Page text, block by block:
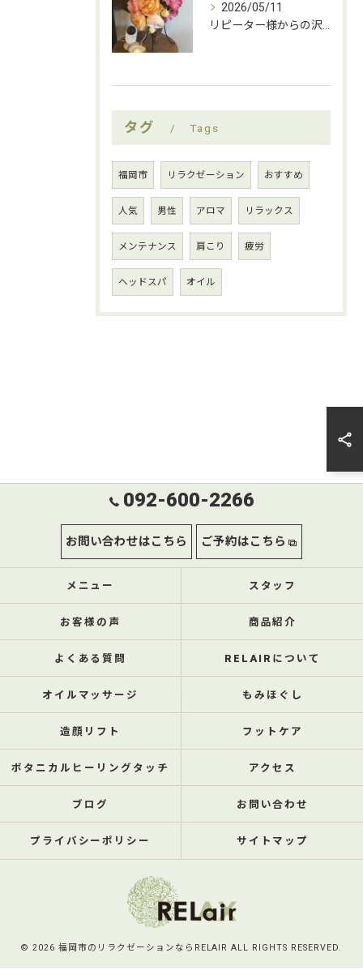
2026/05/11
タグ Tags
福岡市 リラクゼーション おすすめ
人気 男性 アロマ リラックス
メンテナンス 肩こり 疲労
ヘッドスパ オイル
092-600-2266
お問い合わせはこちら ご予約はこちら
メニュー スタッフ
お客様の声 商品紹介
よくある質問 RELAIRについて
オイルマッサージ もみほぐし
造顔リフト フットケア
ボタニカルヒーリングタッチ アクセス
ブログ お問い合わせ
プライバシーポリシー サイトマップ
© 2026 福岡市のリラクゼーションならRELAIR ALL RIGHTS RESERVED.